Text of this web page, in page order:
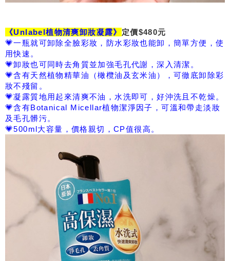
《Unlabel植物清爽卸妝凝露》 定價$480元
💗一瓶就可卸除全臉彩妝，防水彩妝也能卸，簡單方便，使
用快速。
💗卸妝也可同時去角質並加強毛孔代謝，深入清潔。
💗含有天然植物精華油（橄欖油及玄米油），可徹底卸除彩
妝不殘留。
💗凝露質地用起來清爽不油，水洗即可，好沖洗且不乾燥。
💗含有Botanical Micellar植物潔淨因子，可溫和帶走淡妝
及毛孔髒污。
💗500ml大容量，價格親切，CP值很高。